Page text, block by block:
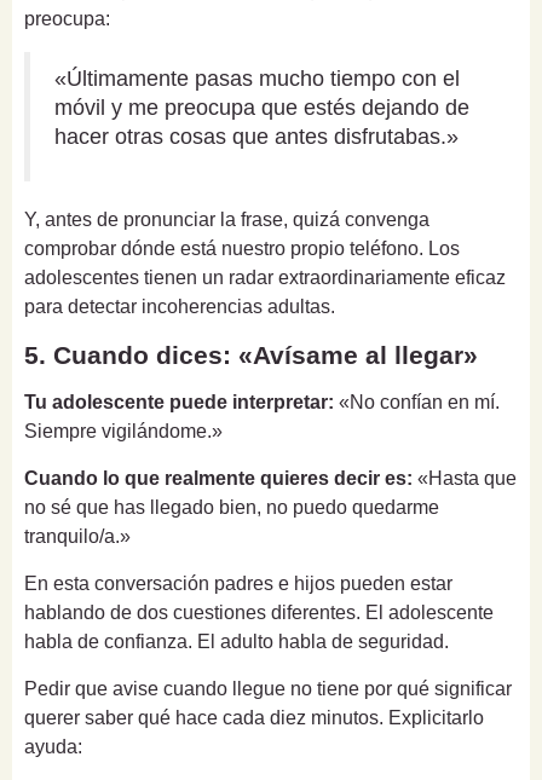
preocupa:
«Últimamente pasas mucho tiempo con el
móvil y me preocupa que estés dejando de
hacer otras cosas que antes disfrutabas.»
Y, antes de pronunciar la frase, quizá convenga
comprobar dónde está nuestro propio teléfono. Los
adolescentes tienen un radar extraordinariamente eficaz
para detectar incoherencias adultas.
5. Cuando dices: «Avísame al llegar»
Tu adolescente puede interpretar: «No confían en mí.
Siempre vigilándome.»
Cuando lo que realmente quieres decir es: «Hasta que
no sé que has llegado bien, no puedo quedarme
tranquilo/a.»
En esta conversación padres e hijos pueden estar
hablando de dos cuestiones diferentes. El adolescente
habla de confianza. El adulto habla de seguridad.
Pedir que avise cuando llegue no tiene por qué significar
querer saber qué hace cada diez minutos. Explicitarlo
ayuda: